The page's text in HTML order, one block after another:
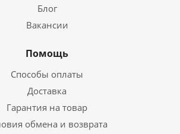
Блог
Вакансии
Помощь
Способы оплаты
Доставка
Гарантия на товар
обмена и возврата